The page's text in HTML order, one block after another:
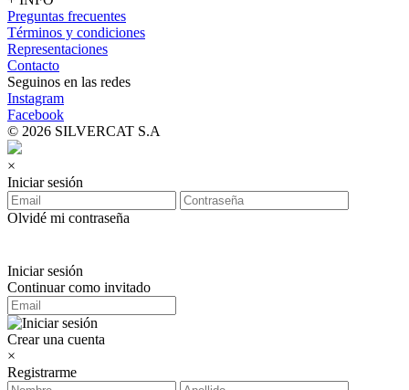
Preguntas frecuentes
Términos y condiciones
Representaciones
Contacto
Seguinos en las redes
Instagram
Facebook
© 2026 SILVERCAT S.A
×
Iniciar sesión
Olvidé mi contraseña
Iniciar sesión
Continuar como invitado
Crear una cuenta
×
Registrarme